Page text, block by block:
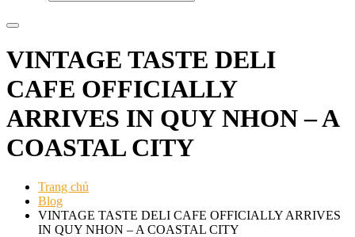
VINTAGE TASTE DELI
CAFE OFFICIALLY
ARRIVES IN QUY NHON – A
COASTAL CITY
Trang chủ
Blog
VINTAGE TASTE DELI CAFE OFFICIALLY ARRIVES
IN QUY NHON – A COASTAL CITY